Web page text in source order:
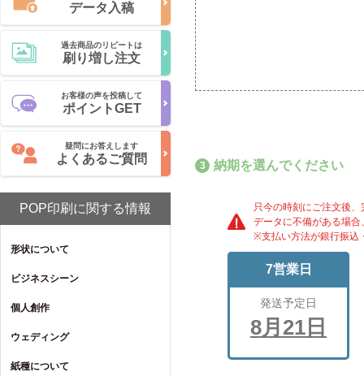
データ入稿
過去商品のリピートは
刷り増し注文
お客様の声を投稿して
ポイントGET
疑問にお答えします
よくあるご質問
POP印刷に関する情報
形状について
ビジネスシーン
個人創作
ウェディング
紙種について
納期を選んでください
只今の時刻にご注文後
データに不備がある場
※支払い方法が銀行振込
7営業日
発送予定日
8月21日